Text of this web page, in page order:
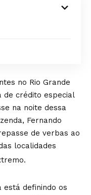
no Rio Grande
de crédito especial
na noite dessa
Fernando
de verbas ao
localidades
está definindo os